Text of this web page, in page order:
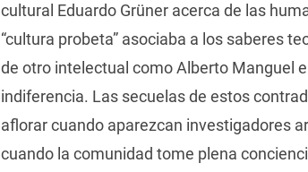
cultural Eduardo Grüner acerca de las
“cultura probeta” asociaba a los saberes
de otro intelectual como Alberto Manguel
indiferencia. Las secuelas de estos
aflorar cuando aparezcan investigadores
cuando la comunidad tome plena